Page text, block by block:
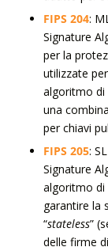
FIPS 204:
Signature
per la
utilizzate
algoritmo di
una
per chiavi
FIPS 205:
Signature
algoritmo di
garantire la
“stateless”
delle firme